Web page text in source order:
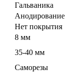
Гальваника
Анодирование
Нет покрытия
8 мм
35-40 мм
Саморезы